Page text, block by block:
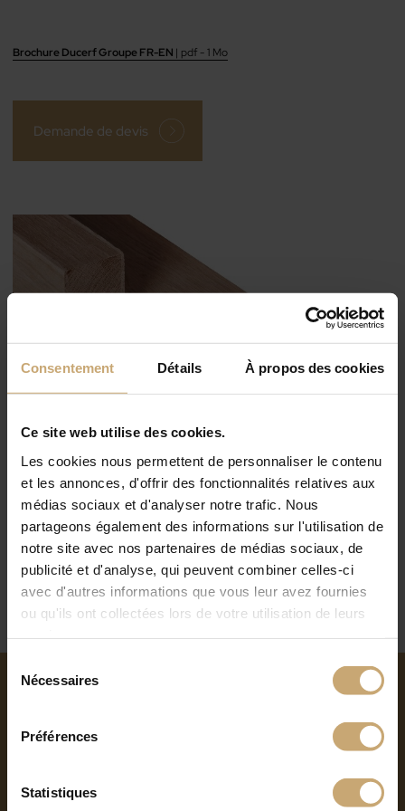
Consentement Détails À propos des cookies
Ce site web utilise des cookies.
Les cookies nous permettent de personnaliser le contenu
et les annonces, d'offrir des fonctionnalités relatives aux
médias sociaux et d'analyser notre trafic. Nous
partageons également des informations sur l'utilisation de
notre site avec nos partenaires de médias sociaux, de
publicité et d'analyse, qui peuvent combiner celles-ci
avec d'autres informations que vous leur avez fournies
ou qu'ils ont collectées lors de votre utilisation de leurs
Nécessaires
Préférences
Statistiques
Brochure Ducerf Groupe FR-EN | pdf - 1 Mo
Demande de devis
Montants de porte chêne français
Caractéristiques techniques
Epaisseur : 42 mm
Essence: chêne français